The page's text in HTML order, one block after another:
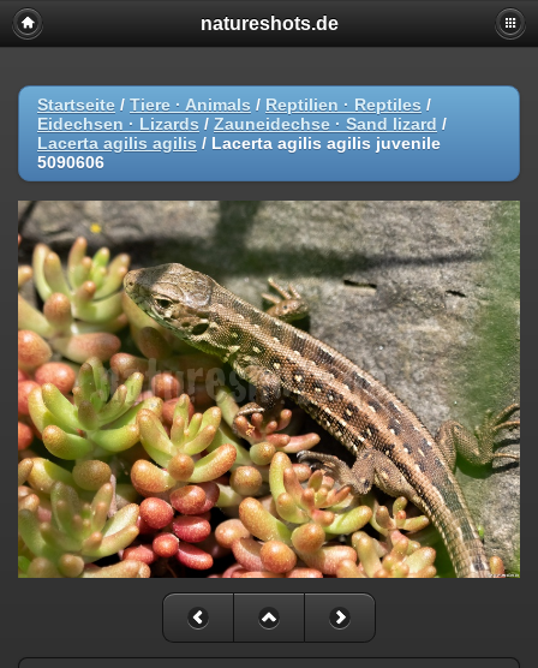
natureshots.de
Startseite / Tiere · Animals / Reptilien · Reptiles /
Eidechsen · Lizards / Zauneidechse · Sand lizard /
Lacerta agilis agilis / Lacerta agilis agilis juvenile
5090606